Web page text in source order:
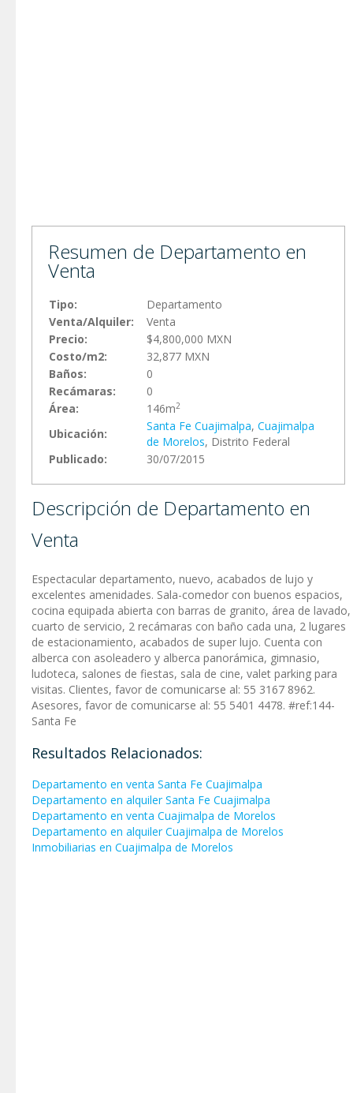
Resumen de Departamento en
Venta
Tipo:
Departamento
Venta/Alquiler:
Venta
Precio:
$4,800,000 MXN
Costo/m2:
32,877 MXN
Baños:
0
Recámaras:
0
Área:
146m2
Ubicación:
Santa Fe Cuajimalpa, Cuajimalpa
de Morelos, Distrito Federal
Publicado:
30/07/2015
Descripción de Departamento en
Venta
Espectacular departamento, nuevo, acabados de lujo y
excelentes amenidades. Sala-comedor con buenos espacios,
cocina equipada abierta con barras de granito, área de lavado,
cuarto de servicio, 2 recámaras con baño cada una, 2 lugares
de estacionamiento, acabados de super lujo. Cuenta con
alberca con asoleadero y alberca panorámica, gimnasio,
ludoteca, salones de fiestas, sala de cine, valet parking para
visitas. Clientes, favor de comunicarse al: 55 3167 8962.
Asesores, favor de comunicarse al: 55 5401 4478. #ref:144-
Santa Fe
Resultados Relacionados:
Departamento en venta Santa Fe Cuajimalpa
Departamento en alquiler Santa Fe Cuajimalpa
Departamento en venta Cuajimalpa de Morelos
Departamento en alquiler Cuajimalpa de Morelos
Inmobiliarias en Cuajimalpa de Morelos